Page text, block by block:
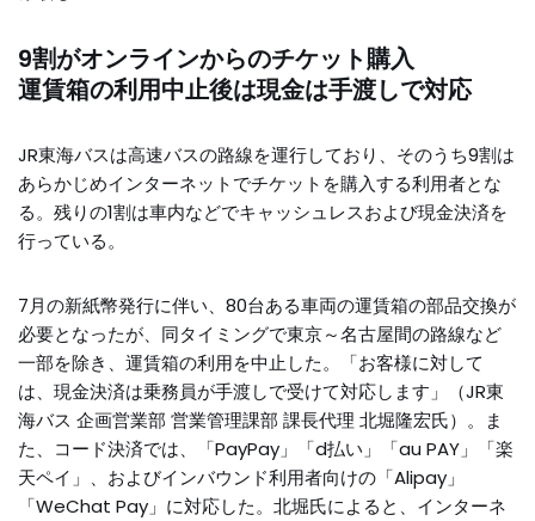
9割がオンラインからのチケット購入
運賃箱の利用中止後は現金は手渡しで対応
JR東海バスは高速バスの路線を運行しており、そのうち9割は
あらかじめインターネットでチケットを購入する利用者とな
る。残りの1割は車内などでキャッシュレスおよび現金決済を
行っている。
7月の新紙幣発行に伴い、80台ある車両の運賃箱の部品交換が
必要となったが、同タイミングで東京～名古屋間の路線など
一部を除き、運賃箱の利用を中止した。「お客様に対して
は、現金決済は乗務員が手渡しで受けて対応します」（JR東
海バス 企画営業部 営業管理課部 課長代理 北堀隆宏氏）。ま
た、コード決済では、「PayPay」「d払い」「au PAY」「楽
天ペイ」、およびインバウンド利用者向けの「Alipay」
「WeChat Pay」に対応した。北堀氏によると、インターネ